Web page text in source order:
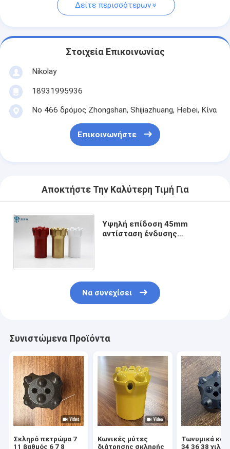
Δείτε περισσότερων
Στοιχεία Επικοινωνίας
Nikolay
18931995936
Νο 466 δρόμος Zhongshan, Shijiazhuang, Hebei, Κίνα
Επικοινωνήστε
Αποκτήστε Την Καλύτερη Τιμή Για
Υψηλή επίδοση 45mm
αντίσταση ένδυσης
Να συνεχίσει
Συνιστώμενα Προϊόντα
Σκληρό πετρώμα 7
11 βαθμός 6 7 8
Κωνικές μύτες
διάτρησης σκληρής
Τωνυμικά
34 36 38